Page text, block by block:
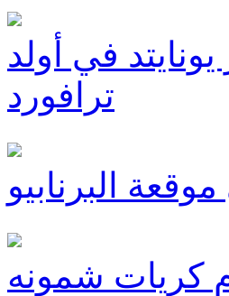
في أولد
ترافورد
البرنابيو
كريات شمونه